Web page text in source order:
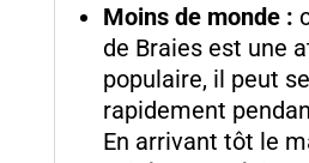
Moins de monde :
de Braies est une
populaire, il peut
rapidement
En arrivant tôt le